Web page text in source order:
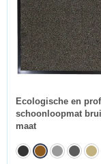
Ecologische en
schoonloopmat
maat